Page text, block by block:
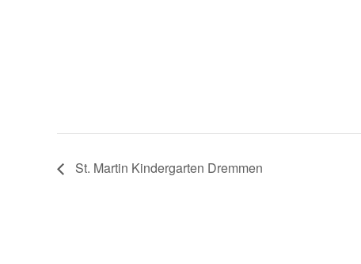
St. Martin Kindergarten Dremmen